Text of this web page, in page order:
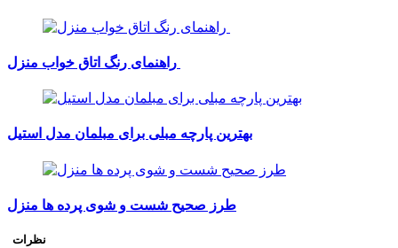
بهترین پارچه مبلی برای مبلمان مدل استیل
طرز صحیح شست و شوی پرده ها منزل
نظرات